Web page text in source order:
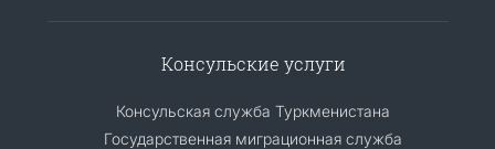
Консульские услуги
Консульская служба Туркменистана
Государственная миграционная служба